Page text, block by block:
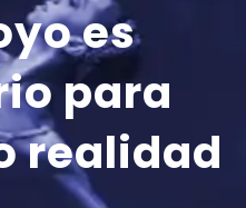
es
para
realidad